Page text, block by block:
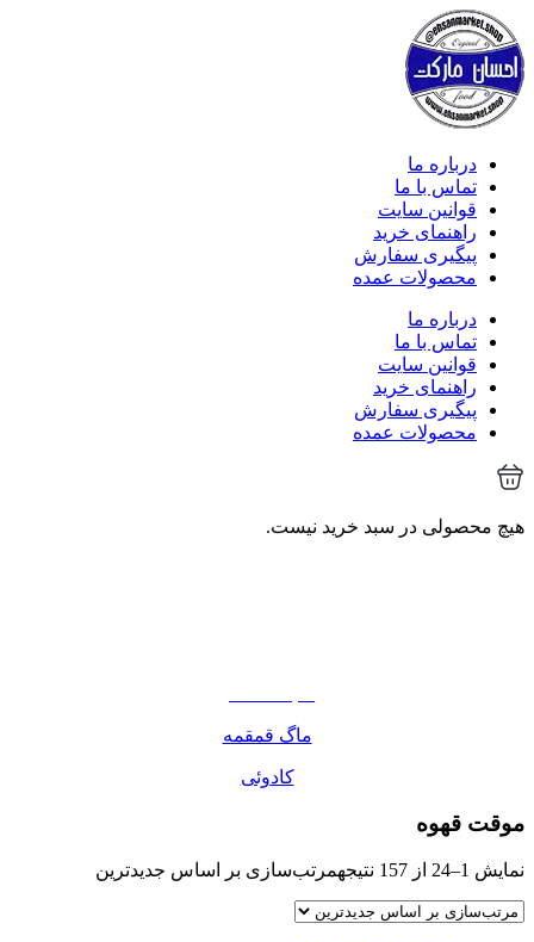
درباره ما
تماس با ما
قوانین سایت
راهنمای خرید
پیگیری سفارش
محصولات عمده
درباره ما
تماس با ما
قوانین سایت
راهنمای خرید
پیگیری سفارش
محصولات عمده
هیچ محصولی در سبد خرید نیست.
ماگ قمقمه
کادوئی
موقت قهوه
نمایش 1–24 از 157 نتیجه مرتب‌سازی بر اساس جدیدترین